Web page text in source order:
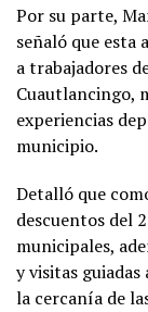
Por su parte,
señaló que esta
a trabajadores
Cuautlancingo,
experiencias
municipio.
Detalló que
descuentos del
municipales,
y visitas
la cercanía de